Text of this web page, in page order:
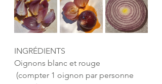
INGRÉDIENTS
Oignons blanc et rouge
(compter 1 oignon par personne